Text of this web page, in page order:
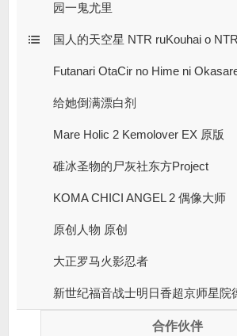
园一鬼尤里
国人的天空星 NTR ruKouhai o
Futanari OtaCir no Hime ni
给她倒满漂白剂
Mare Holic 2 Kemolover EX 原版
碓冰圣物的尸灰社东方Project
KOMA CHICI ANGEL 2 偶像大师
原创人物 原创
大正罗马火影忍者
新世纪福音战士明日香超京师星院
合作伙伴